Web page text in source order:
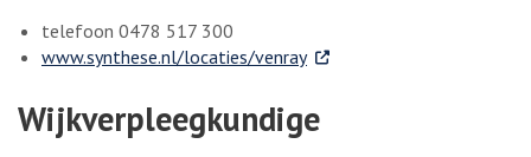
telefoon 0478 517 300
www.synthese.nl/locaties/venray. Externe link
Wijkverpleegkundige